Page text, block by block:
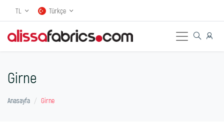
TL Türkçe
Girne
Anasayfa Girne